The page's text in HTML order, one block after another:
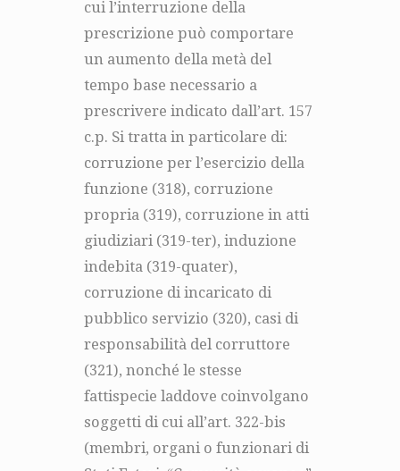
cui l’interruzione della
prescrizione può comportare
un aumento della metà del
tempo base necessario a
prescrivere indicato dall’art. 157
c.p. Si tratta in particolare di:
corruzione per l’esercizio della
funzione (318), corruzione
propria (319), corruzione in atti
giudiziari (319-ter), induzione
indebita (319-quater),
corruzione di incaricato di
pubblico servizio (320), casi di
responsabilità del corruttore
(321), nonché le stesse
fattispecie laddove coinvolgano
soggetti di cui all’art. 322-bis
(membri, organi o funzionari di